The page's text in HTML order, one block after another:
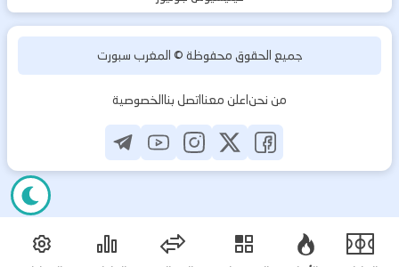
جميع الحقوق محفوظة ©المغرب سبورت
من نحناعلن معنااتصل بناالخصوصية